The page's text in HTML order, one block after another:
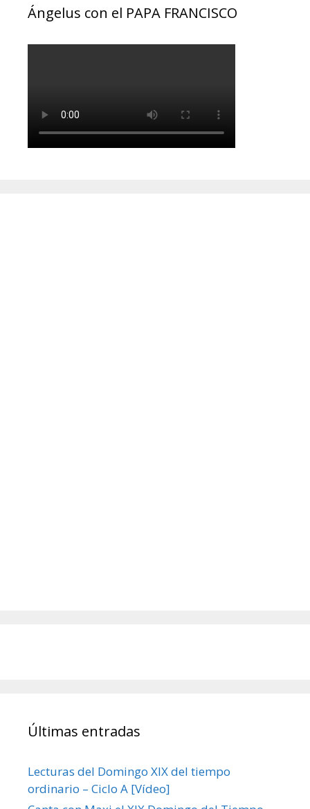
Ángelus con el PAPA FRANCISCO
Últimas entradas
Lecturas del Domingo XIX del tiempo
ordinario – Ciclo A [Vídeo]